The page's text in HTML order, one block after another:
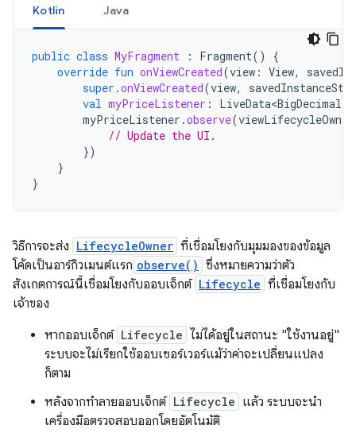
Kotlin Java
public class MyFragment : Fragment()
{
override fun onViewCreated(view : View,
super .onViewCreated(view,
val myPriceListener : LiveData<BigDecimal>
myPriceListener .observe(viewLifecycleOwner
// Update the UI.
})
}
}
วิธีการจะส่ง LifecycleOwner ที่เชื่อมโยงกับมุมมองของข้อมูล
โค้ดเป็นอาร์กิวเมนต์แรก observe() ซึ่งหมายความว่าตัว
สังเกตการณ์นี้เชื่อมโยงกับออบเจ็กต์ Lifecycle ที่เชื่อมโยงกับ
เจ้าของ
หากออบเจ็กต์ Lifecycle ไม่ได้อยู่ในสถานะ "ใช้งานอยู่"
ระบบจะไม่เรียกใช้ออบเซอร์เวอร์แม้ว่าค่าจะเปลี่ยนแปลง
ก็ตาม
หลังจากทำลายออบเจ็กต์ Lifecycle แล้ว ระบบจะนำ
เครื่องมือตรวจสอบออกโดยอัตโนมัติ